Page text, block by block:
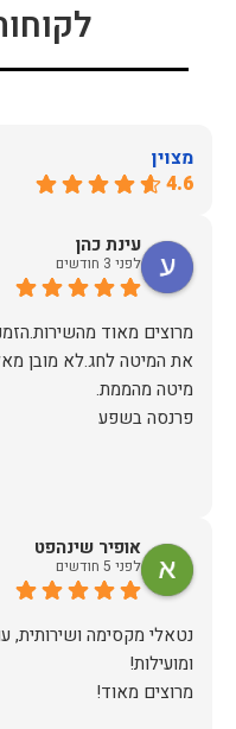
מצוין
4.6
עינת כהן
לפני 3 חודשים
מרוצים מאוד
פרנסה בשפע
אופיר שינהפט
לפני 5 חודשים
נטאלי מקסימה ושירותית,
מרוצים מאוד!